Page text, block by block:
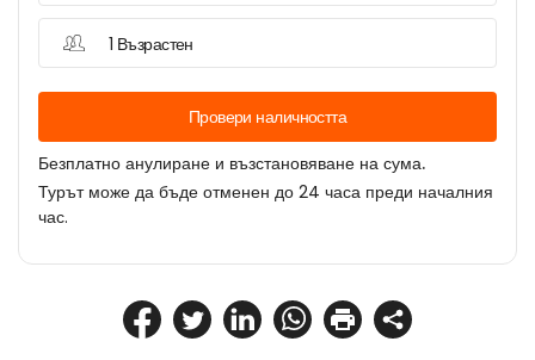
1 Възрастен
Провери наличността
Безплатно анулиране и възстановяване на сума.
Турът може да бъде отменен до 24 часа преди началния
час.